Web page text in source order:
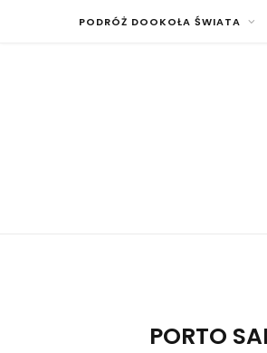
PODRÓŻ DOOKOŁA ŚWIATA
PORTO